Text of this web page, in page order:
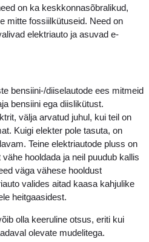
on ka keskkonnasõbralikud,
mitte fossiilkütuseid. Need on
elektriauto ja asuvad e-
bensiini-/diiselautode ees mitmeid
bensiini ega diislikütust.
välja arvatud juhul, kui teil on
Kuigi elekter pole tasuta, on
Teine elektriautode pluss on
hooldada ja neil puudub kallis
väga vähese hooldust
valides aitad kaasa kahjulike
heitgaasidest.
olla keeruline otsus, eriti kui
olevate mudelitega.